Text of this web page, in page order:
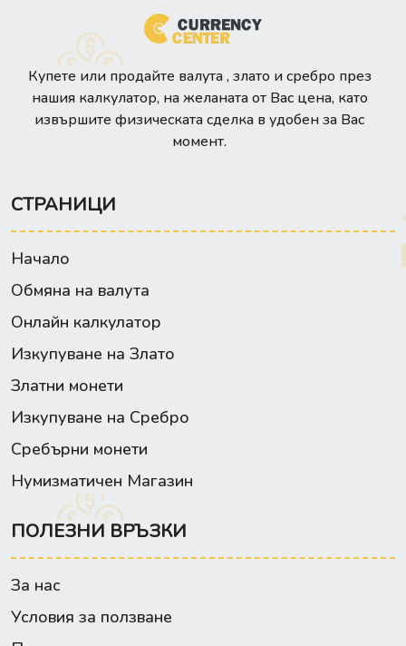
Купете или продайте валута , злато и сребро през
нашия калкулатор, на желаната от Вас цена, като
извършите физическата сделка в удобен за Вас
момент.
СТРАНИЦИ
Начало
Обмяна на валута
Онлайн калкулатор
Изкупуване на Злато
Златни монети
Изкупуване на Сребро
Сребърни монети
Нумизматичен Магазин
ПОЛЕЗНИ ВРЪЗКИ
За нас
Условия за ползване